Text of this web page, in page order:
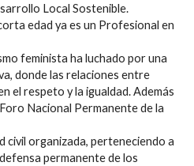
Local Sostenible.
edad ya es un Profesional en
feminista ha luchado por una
donde las relaciones entre
el respeto y la igualdad. Además
Nacional Permanente de la
civil organizada, perteneciendo a
permanente de los